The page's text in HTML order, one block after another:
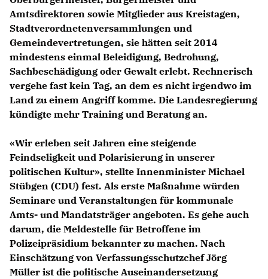
Amtsdirektoren sowie Mitglieder aus Kreistagen,
Stadtverordnetenversammlungen und
Gemeindevertretungen, sie hätten seit 2014
mindestens einmal Beleidigung, Bedrohung,
Sachbeschädigung oder Gewalt erlebt. Rechnerisch
vergehe fast kein Tag, an dem es nicht irgendwo im
Land zu einem Angriff komme. Die Landesregierung
kündigte mehr Training und Beratung an.
«Wir erleben seit Jahren eine steigende
Feindseligkeit und Polarisierung in unserer
politischen Kultur», stellte Innenminister Michael
Stübgen (CDU) fest. Als erste Maßnahme würden
Seminare und Veranstaltungen für kommunale
Amts- und Mandatsträger angeboten. Es gehe auch
darum, die Meldestelle für Betroffene im
Polizeipräsidium bekannter zu machen. Nach
Einschätzung von Verfassungsschutzchef Jörg
Müller ist die politische Auseinandersetzung